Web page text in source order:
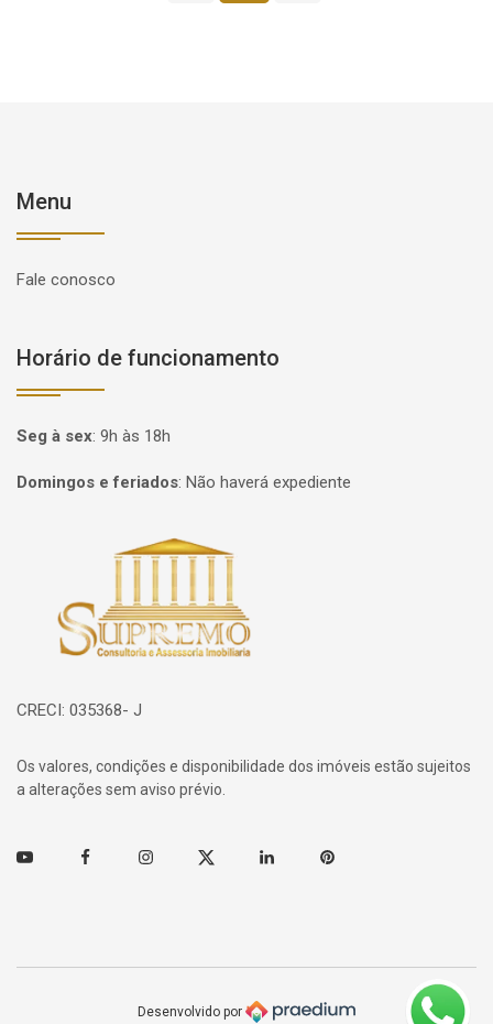
Menu
Fale conosco
Horário de funcionamento
Seg à sex: 9h às 18h
Domingos e feriados: Não haverá expediente
Página inicial
CRECI: 035368- J
Os valores, condições e disponibilidade dos imóveis estão sujeitos
a alterações sem aviso prévio.
Youtube FacebookInstagramTwitter Linkedin Pinterest
Desenvolvido por